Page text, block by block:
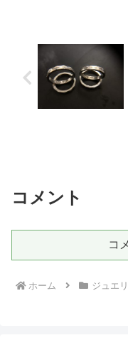
コメント
コ
ホーム ジュエ